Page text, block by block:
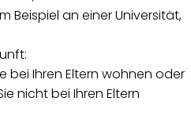
Beispiel an einer Universität,
bei Ihren Eltern wohnen oder
nicht bei Ihren Eltern